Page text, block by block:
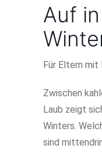
Auf
Für Eltern mit
Zwischen
Laub zeigt
Winters.
sind